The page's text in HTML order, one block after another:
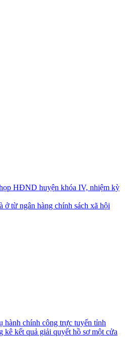
HĐND huyện khóa IV, nhiệm kỳ
ở từ ngân hàng chính sách xã hội
hành chính công trực tuyến tỉnh
kê kết quả giải quyết hồ sơ một cửa